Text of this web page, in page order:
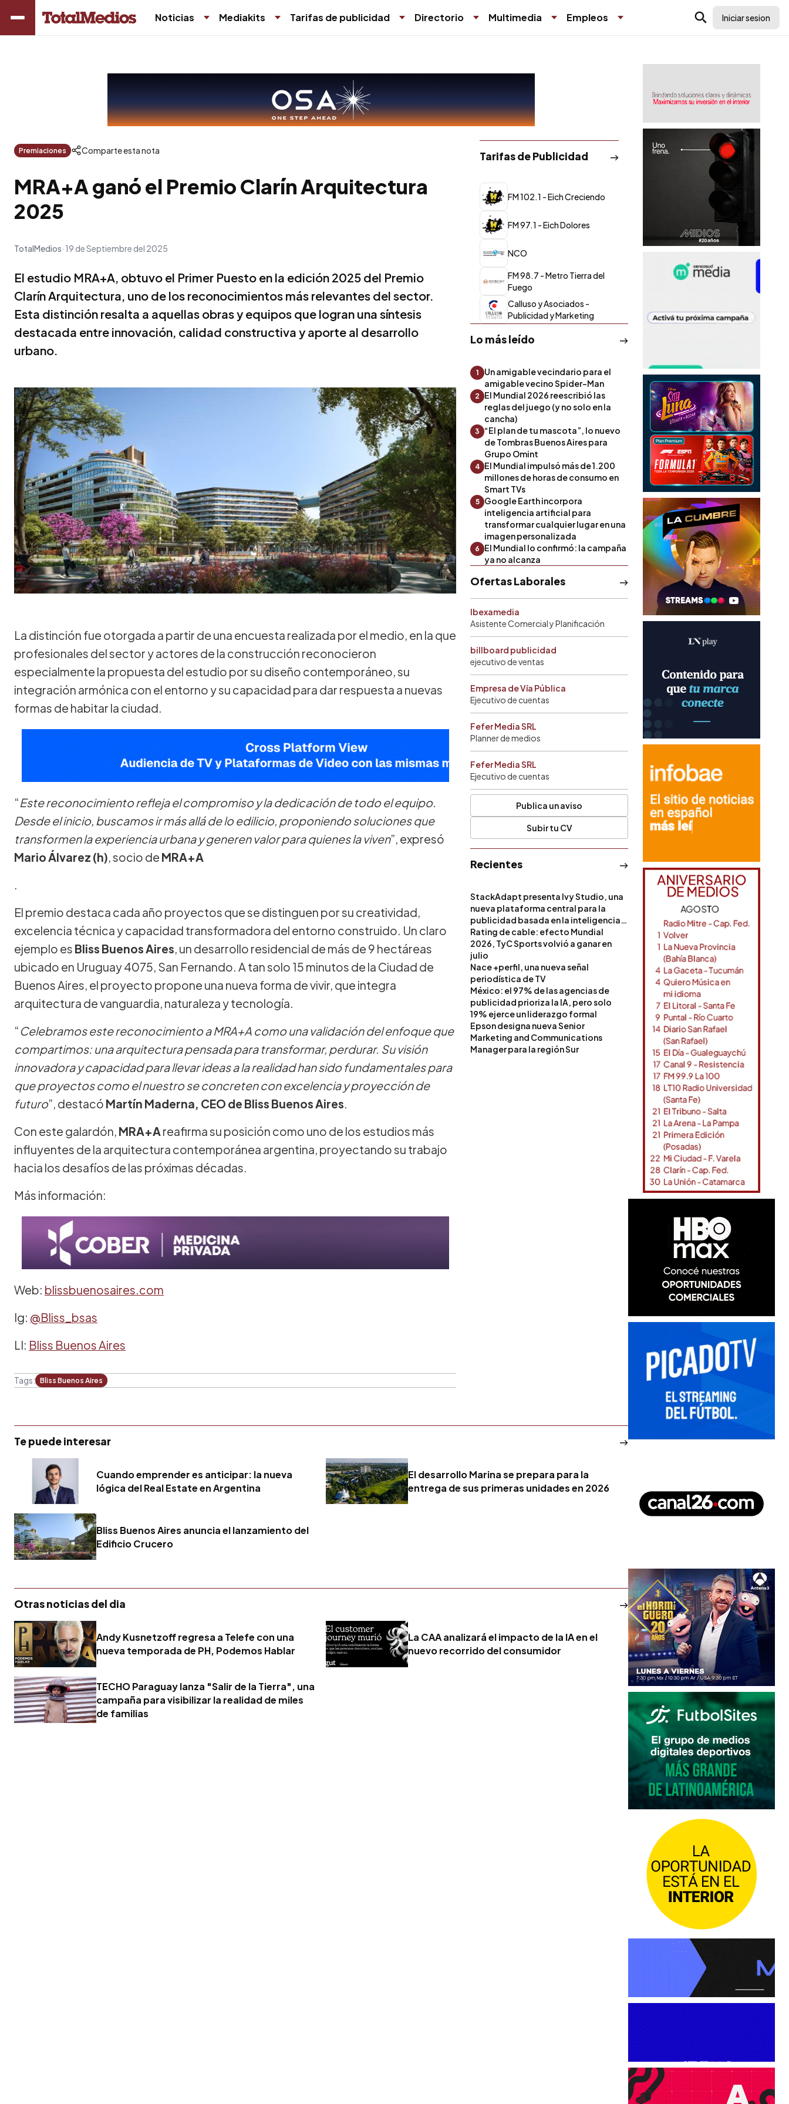
Noticias Mediakits Tarifas de publicidad Directorio Multimedia Empleos Iniciar sesion
Premiaciones Comparte esta nota
MRA+A ganó el Premio Clarín Arquitectura
2025
TotalMedios 19 de Septiembre del 2025
El estudio MRA+A, obtuvo el Primer Puesto en la edición 2025 del Premio
Clarín Arquitectura, uno de los reconocimientos más relevantes del sector.
Esta distinción resalta a aquellas obras y equipos que logran una síntesis
destacada entre innovación, calidad constructiva y aporte al desarrollo
urbano.
La distinción fue otorgada a partir de una encuesta realizada por el medio, en la que
profesionales del sector y actores de la construcción reconocieron
especialmente la propuesta del estudio por su diseño contemporáneo, su
integración armónica con el entorno y su capacidad para dar respuesta a nuevas
formas de habitar la ciudad.
“Este reconocimiento refleja el compromiso y la dedicación de todo el equipo.
Desde el inicio, buscamos ir más allá de lo edilicio, proponiendo soluciones que
transformen la experiencia urbana y generen valor para quienes la viven”, expresó
Mario Álvarez (h), socio de MRA+A
.
El premio destaca cada año proyectos que se distinguen por su creatividad,
excelencia técnica y capacidad transformadora del entorno construido. Un claro
ejemplo es Bliss Buenos Aires, un desarrollo residencial de más de 9 hectáreas
ubicado en Uruguay 4075, San Fernando. A tan solo 15 minutos de la Ciudad de
Buenos Aires, el proyecto propone una nueva forma de vivir, que integra
arquitectura de vanguardia, naturaleza y tecnología.
“Celebramos este reconocimiento a MRA+A como una validación del enfoque que
compartimos: una arquitectura pensada para transformar, perdurar. Su visión
innovadora y capacidad para llevar ideas a la realidad han sido fundamentales para
que proyectos como el nuestro se concreten con excelencia y proyección de
futuro”, destacó Martín Maderna, CEO de Bliss Buenos Aires.
Con este galardón, MRA+A reafirma su posición como uno de los estudios más
influyentes de la arquitectura contemporánea argentina, proyectando su trabajo
hacia los desafíos de las próximas décadas.
Más información:
Web: blissbuenosaires.com
Ig: @Bliss_bsas
LI: Bliss Buenos Aires
Tags: Bliss Buenos Aires
Tarifas de Publicidad
FM 102.1 - Eich Creciendo
FM 97.1 - Eich Dolores
NCO
FM 98.7 - Metro Tierra del
Fuego
Calluso y Asociados -
Publicidad y Marketing
Lo más leído
1
Un amigable vecindario para el
amigable vecino Spider-Man
2
El Mundial 2026 reescribió las
reglas del juego (y no solo en la
cancha)
3
“El plan de tu mascota”, lo nuevo
de Tombras Buenos Aires para
Grupo Omint
4 El Mundial impulsó más de 1.200
millones de horas de consumo en
Smart TVs
5
Google Earth incorpora
inteligencia artificial para
transformar cualquier lugar en una
imagen personalizada
6
El Mundial lo confirmó: la campaña
ya no alcanza
Ofertas Laborales
Ibexamedia
Asistente Comercial y Planificación
billboard publicidad
ejecutivo de ventas
Empresa de Vía Pública
Ejecutivo de cuentas
Fefer Media SRL
Planner de medios
Fefer Media SRL
Ejecutivo de cuentas
Publica un aviso
Subir tu CV
Recientes
StackAdapt presenta Ivy Studio, una
nueva plataforma central para la
publicidad basada en la inteligencia
artificial
Rating de cable: efecto Mundial
2026, TyC Sports volvió a ganar en
julio
Nace +perfil, una nueva señal
periodística de TV
México: el 97% de las agencias de
publicidad prioriza la IA, pero solo
19% ejerce un liderazgo formal
Epson designa nueva Senior
Marketing and Communications
Manager para la región Sur
Te puede interesar
Cuando emprender es anticipar: la nueva
lógica del Real Estate en Argentina
El desarrollo Marina se prepara para la
entrega de sus primeras unidades en 2026
Bliss Buenos Aires anuncia el lanzamiento del
Edificio Crucero
Otras noticias del dia
Andy Kusnetzoff regresa a Telefe con una
nueva temporada de PH, Podemos Hablar
La CAA analizará el impacto de la IA en el
nuevo recorrido del consumidor
TECHO Paraguay lanza "Salir de la Tierra", una
campaña para visibilizar la realidad de miles
de familias